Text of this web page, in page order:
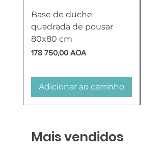
Base de duche
quadrada de pousar
80x80 cm
Preço
178 750,00 AOA
Adicionar ao carrinho
Mais vendidos